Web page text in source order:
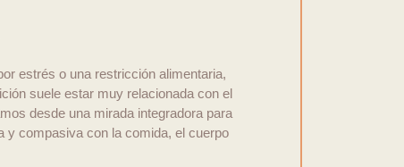
estrés o una restricción alimentaria,
suele estar muy relacionada con el
desde una mirada integradora para
y compasiva con la comida, el cuerpo